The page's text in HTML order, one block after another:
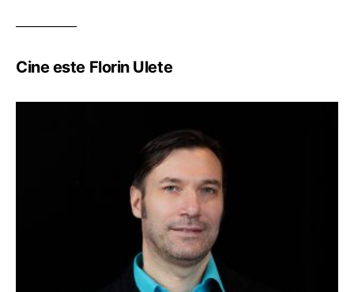
Cine este Florin Ulete